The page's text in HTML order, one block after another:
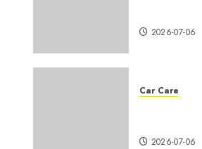
2026-07-06
Car Care
2026-07-06